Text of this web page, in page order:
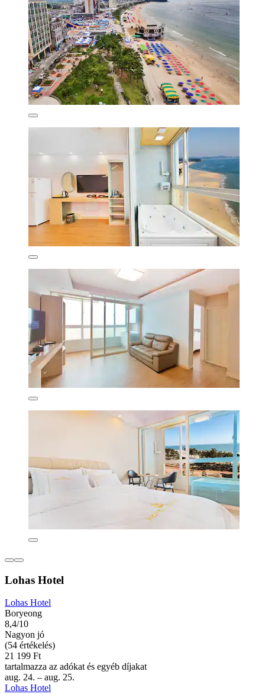
Lohas Hotel
Lohas Hotel
Boryeong
8,4/10
Nagyon jó
(54 értékelés)
21 199 Ft
tartalmazza az adókat és egyéb díjakat
aug. 24. – aug. 25.
Lohas Hotel